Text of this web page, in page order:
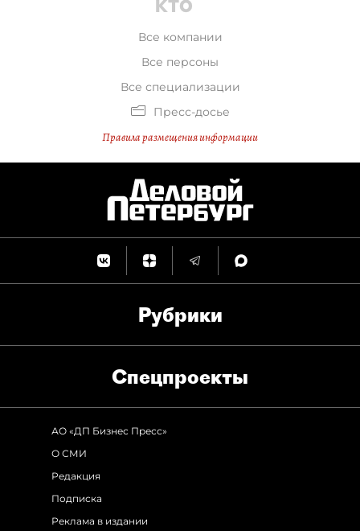
Все компании
Все персоны
Все специализации
Пресс-досье
Правила размещения информации
Рубрики
Спец­проекты
АО «ДП Бизнес Пресс»
О СМИ
Редакция
Подписка
Реклама в издании